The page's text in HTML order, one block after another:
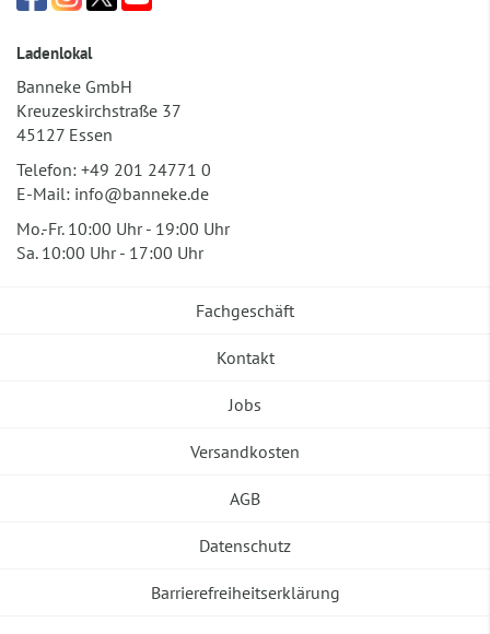
Ladenlokal
Banneke GmbH
Kreuzeskirchstraße 37
45127 Essen
Telefon: +49 201 24771 0
E-Mail: info@banneke.de
Mo.-Fr. 10:00 Uhr - 19:00 Uhr
Sa. 10:00 Uhr - 17:00 Uhr
Fachgeschäft
Kontakt
Jobs
Versandkosten
AGB
Datenschutz
Barrierefreiheitserklärung